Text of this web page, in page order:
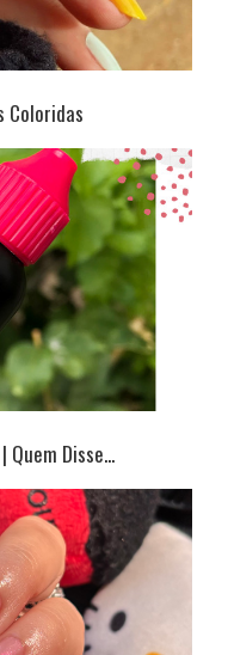
Coloridas
Quem Disse...